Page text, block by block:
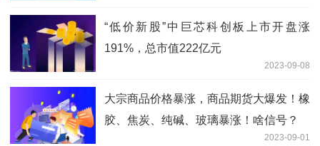
“低价新股”中巨芯科创板上市开盘涨
191%，总市值222亿元
2023-09-08
大宗商品价格暴涨，商品期货大爆发！橡
胶、焦炭、纯碱、玻璃暴涨！啥信号？
2023-09-01